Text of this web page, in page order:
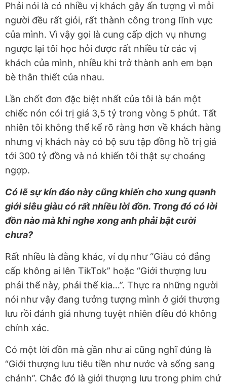
Phải nói là có nhiều vị khách gây ấn tượng vì mỗi
người đều rất giỏi, rất thành công trong lĩnh vực
của mình. Vì vậy gọi là cung cấp dịch vụ nhưng
ngược lại tôi học hỏi được rất nhiều từ các vị
khách của mình, nhiều khi trở thành anh em bạn
bè thân thiết của nhau.
Lần chốt đơn đặc biệt nhất của tôi là bán một
chiếc nón cói trị giá 3,5 tỷ trong vòng 5 phút. Tất
nhiên tôi không thể kể rõ ràng hơn về khách hàng
nhưng vị khách này có bộ sưu tập đồng hồ trị giá
tới 300 tỷ đồng và nó khiến tôi thật sự choáng
ngợp.
Có lẽ sự kín đáo này cũng khiến cho xung quanh
giới siêu giàu có rất nhiều lời đồn. Trong đó có lời
đồn nào mà khi nghe xong anh phải bật cười
chưa?
Rất nhiều là đằng khác, ví dụ như “Giàu có đẳng
cấp không ai lên TikTok” hoặc “Giới thượng lưu
phải thế này, phải thế kia…”. Thực ra những người
nói như vậy đang tưởng tượng mình ở giới thượng
lưu rồi đánh giá nhưng tuyệt nhiên điều đó không
chính xác.
Có một lời đồn mà gần như ai cũng nghĩ đúng là
“Giới thượng lưu tiêu tiền như nước và sống sang
chảnh”. Chắc đó là giới thượng lưu trong phim chứ